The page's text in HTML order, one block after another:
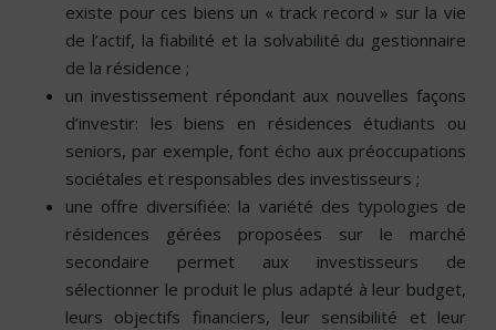
existe pour ces biens un « track record » sur la vie
de l’actif, la fiabilité et la solvabilité du gestionnaire
de la résidence ;
un investissement répondant aux nouvelles façons
d’investir: les biens en résidences étudiants ou
seniors, par exemple, font écho aux préoccupations
sociétales et responsables des investisseurs ;
une offre diversifiée: la variété des typologies de
résidences gérées proposées sur le marché
secondaire permet aux investisseurs de
sélectionner le produit le plus adapté à leur budget,
leurs objectifs financiers, leur sensibilité et leur